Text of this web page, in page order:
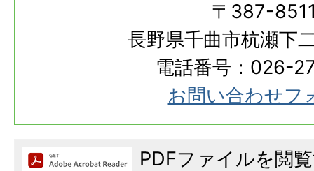
〒387-
長野県千曲市杭瀬下
電話番号：026-
お問い合わせフ
PDFファイルを閲